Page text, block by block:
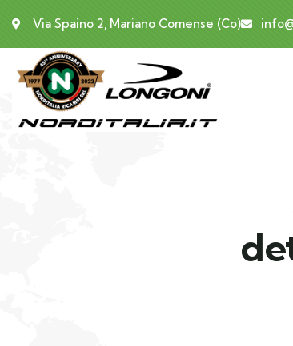
Via Spaino 2, Mariano Comense (Co)